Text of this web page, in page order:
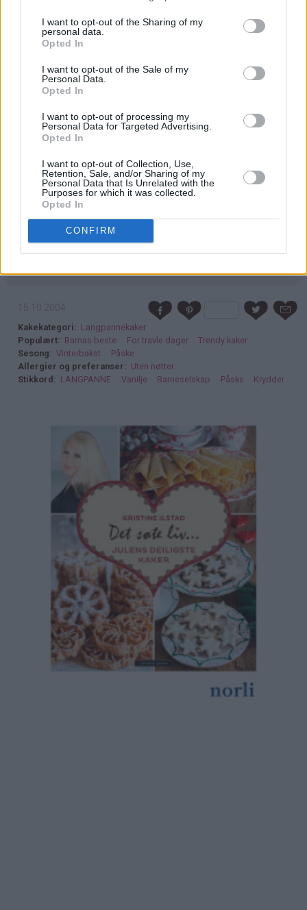
I want to opt-out of the Sharing of my
personal data.
Opted In
I want to opt-out of the Sale of my
Personal Data.
Opted In
I want to opt-out of processing my
Personal Data for Targeted Advertising.
Opted In
I want to opt-out of Collection, Use,
Retention, Sale, and/or Sharing of my
Personal Data that Is Unrelated with the
Purposes for which it was collected.
Opted In
CONFIRM
Det er viktig at du lar vaniljesausblandingen avkjøles
før du vender inn melet, ellers kan deigen bli seig og
kaken dermed bli deigete.
Rør minst mulig i deigen etter at hvetemelet er tilsatt.
lenger enn at deigen er blandet. Dette sikrer at kaken blir
myk og saftig og ikke tung og kompakt.
Du kan selvfølgelig også hvelve den ferdig stekte
kaken ut av formen og dra av bakepapiret, men da
risikerer du at en del av sukkeret drysser av. Av den
grunn pleier jeg heller å skjære kaken i formen og løfte
kakestykkene ut av langpannen med en stekespade.
Kakekategori
Langpannekaker
Populært
Barnas beste For travle dager
Trendy kaker
Sesong
Vinterbakst
Påske
Allergier og preferanser
Uten nøtter
Stikkord
LANGPANNE Vanilje Barneselskap Påske Krydder